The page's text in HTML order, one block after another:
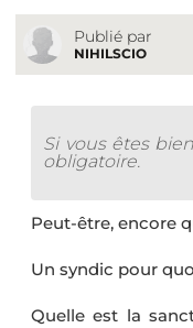
Publié par
NIHILSCIO
Si vous êtes
obligatoire.
Peut-être, encore
Un syndic pour
Quelle est la